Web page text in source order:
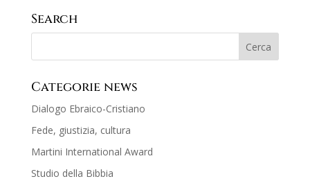
Search
Categorie news
Dialogo Ebraico-Cristiano
Fede, giustizia, cultura
Martini International Award
Studio della Bibbia